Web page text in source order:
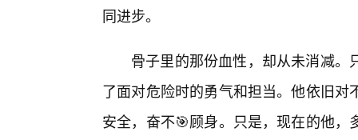
同进步。
骨子里的那份血性，却从未消减
了面对危险时的勇气和担当。他依旧
安全，奋不🎯顾身。只是，现在的他